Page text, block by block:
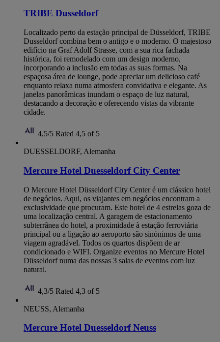
TRIBE Dusseldorf
Localizado perto da estação principal de Düsseldorf, TRIBE
Dusseldorf combina bem o antigo e o moderno. O majestoso
edifício na Graf Adolf Strasse, com a sua rica fachada
histórica, foi remodelado com um design moderno,
incorporando a inclusão em todas as suas formas. Na
espaçosa área de lounge, pode apreciar um delicioso café
enquanto relaxa numa atmosfera convidativa e elegante. As
janelas panorâmicas inundam o espaço de luz natural,
destacando a decoração e oferecendo vistas da vibrante
cidade.
4,5/5 Rated 4,5 of 5
DUESSELDORF, Alemanha
Mercure Hotel Duesseldorf City Center
O Mercure Hotel Düsseldorf City Center é um clássico hotel
de negócios. Aqui, os viajantes em negócios encontram a
exclusividade que procuram. Este hotel de 4 estrelas goza de
uma localização central. A garagem de estacionamento
subterrânea do hotel, a proximidade à estação ferroviária
principal ou a ligação ao aeroporto são sinónimos de uma
viagem agradável. Todos os quartos dispõem de ar
condicionado e WIFI. Organize eventos no Mercure Hotel
Düsseldorf numa das nossas 3 salas de eventos com luz
natural.
4,3/5 Rated 4,3 of 5
NEUSS, Alemanha
Mercure Hotel Duesseldorf Neuss